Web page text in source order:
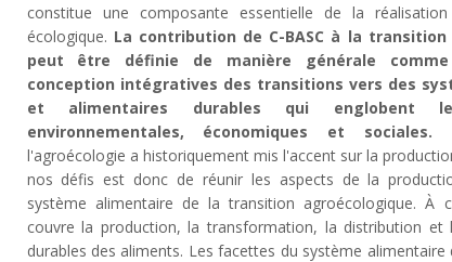
constitue une composante essentielle de la
écologique. La contribution de C-BASC à la
peut être définie de manière générale
conception intégratives des transitions vers des
et alimentaires durables qui englobent
environnementales, économiques et sociales.
l'agroécologie a historiquement mis l'accent sur la
nos défis est donc de réunir les aspects de la
système alimentaire de la transition agroécologique. À
couvre la production, la transformation, la distribution et
durables des aliments. Les facettes du système